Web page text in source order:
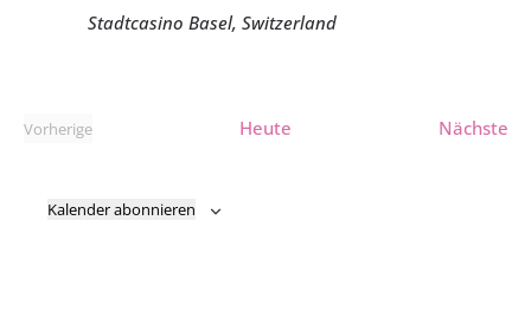
Stadtcasino Basel, Switzerland
Vorherige
Heute Nächste
Kalender abonnieren